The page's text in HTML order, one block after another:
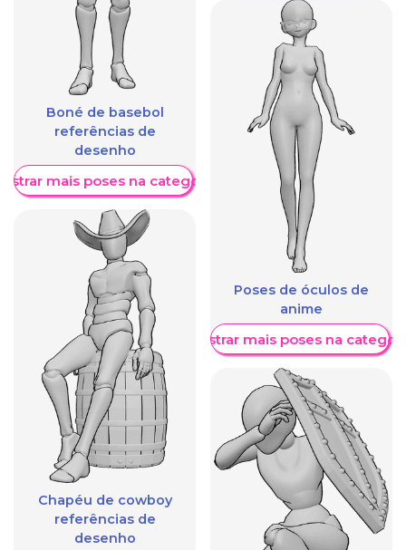
Boné de basebol
referências de
desenho
mais poses na categoria
Chapéu de cowboy
referências de
desenho
Poses de óculos de
anime
Mostrar mais poses na